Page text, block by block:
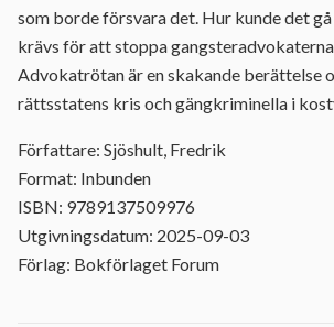
som borde försvara det. Hur kunde det
krävs för att stoppa
Advokatrötan är en skakande berättelse
rättsstatens kris och gängkriminella i
Författare: Sjöshult, Fredrik
Format: Inbunden
ISBN: 9789137509976
Utgivningsdatum: 2025-09-03
Förlag: Bokförlaget Forum